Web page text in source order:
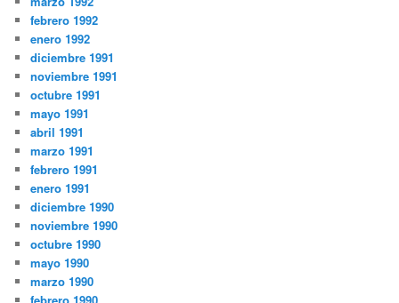
febrero 1992
enero 1992
diciembre 1991
noviembre 1991
octubre 1991
mayo 1991
abril 1991
marzo 1991
febrero 1991
enero 1991
diciembre 1990
noviembre 1990
octubre 1990
mayo 1990
marzo 1990
febrero 1990